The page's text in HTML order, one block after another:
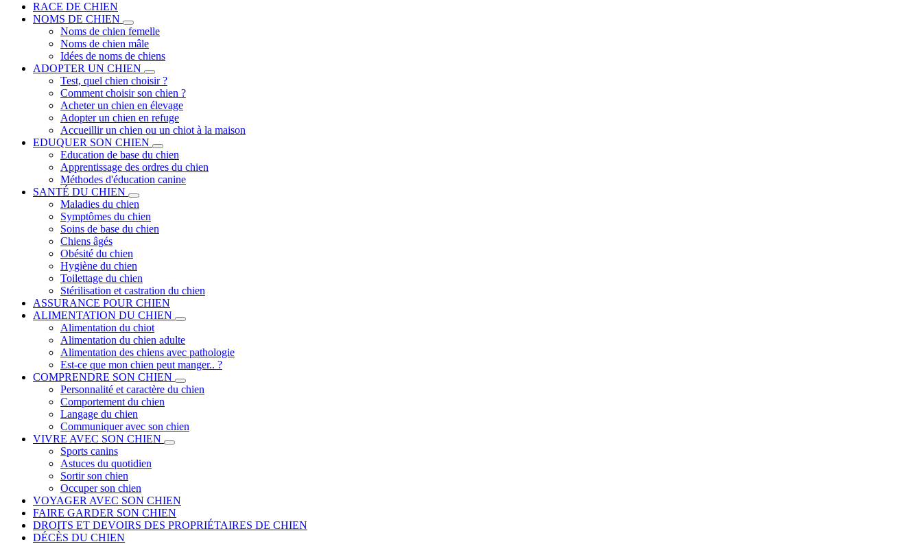
RACE DE CHIEN
NOMS DE CHIEN
Noms de chien femelle
Noms de chien mâle
Idées de noms de chiens
ADOPTER UN CHIEN
Test, quel chien choisir ?
Comment choisir son chien ?
Acheter un chien en élevage
Adopter un chien en refuge
Accueillir un chien ou un chiot à la maison
EDUQUER SON CHIEN
Education de base du chien
Apprentissage des ordres du chien
Méthodes d'éducation canine
SANTÉ DU CHIEN
Maladies du chien
Symptômes du chien
Soins de base du chien
Chiens âgés
Obésité du chien
Hygiène du chien
Toilettage du chien
Stérilisation et castration du chien
ASSURANCE POUR CHIEN
ALIMENTATION DU CHIEN
Alimentation du chiot
Alimentation du chien adulte
Alimentation des chiens avec pathologie
Est-ce que mon chien peut manger.. ?
COMPRENDRE SON CHIEN
Personnalité et caractère du chien
Comportement du chien
Langage du chien
Communiquer avec son chien
VIVRE AVEC SON CHIEN
Sports canins
Astuces du quotidien
Sortir son chien
Occuper son chien
VOYAGER AVEC SON CHIEN
FAIRE GARDER SON CHIEN
DROITS ET DEVOIRS DES PROPRIÉTAIRES DE CHIEN
DÉCÈS DU CHIEN